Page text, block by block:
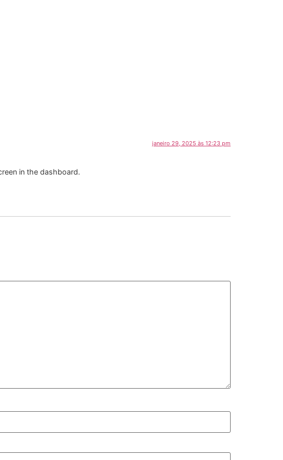
janeiro 29, 2025 às 12:23 pm
in the dashboard.